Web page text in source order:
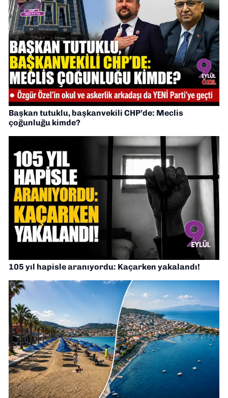
Başkan tutuklu, başkanvekili CHP’de: Meclis
çoğunluğu kimde?
105 yıl hapisle aranıyordu: Kaçarken yakalandı!